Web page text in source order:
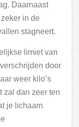
Daarnaast
in de
stagneert.
limiet van
door
weer kilo’s
zal dan zeer ten
je lichaam